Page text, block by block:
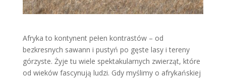
Afryka to kontynent pełen kontrastów – od
bezkresnych sawann i pustyń po gęste lasy i tereny
górzyste. Żyje tu wiele spektakularnych zwierząt, które
od wieków fascynują ludzi. Gdy myślimy o afrykańskiej